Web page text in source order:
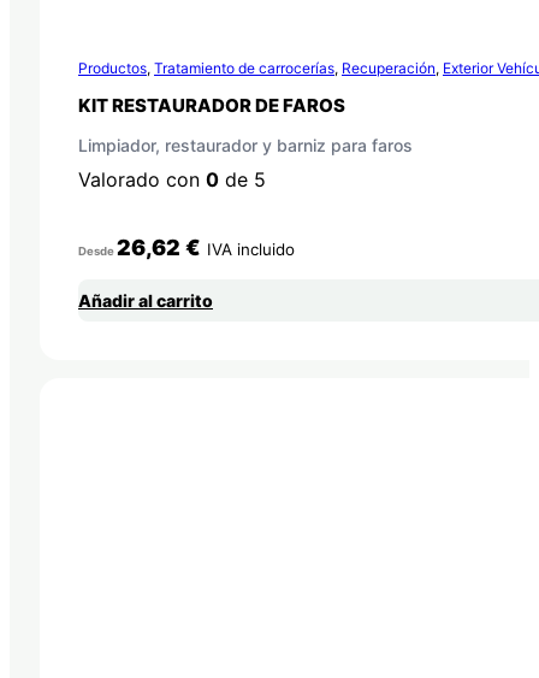
Productos, Tratamiento de carrocerías, Recuperación, Exterior
KIT RESTAURADOR DE FAROS
Limpiador, restaurador y barniz para faros
Valorado con 0 de 5
Desde26,62 € IVA incluido
Añadir al carrito